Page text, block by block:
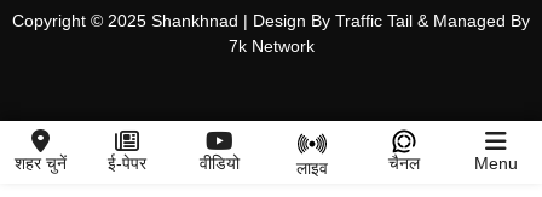
Copyright © 2025 Shankhnad | Design By Traffic Tail & Managed By
7k Network
शहर चुनें ई-पेपर वीडियो लाइव चैनल Menu